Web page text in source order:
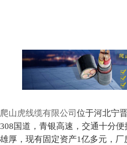
爬山虎线缆有限公司 位于河北宁
308国道，青银高速，交通十分
雄厚，现有固定资产1亿多元，